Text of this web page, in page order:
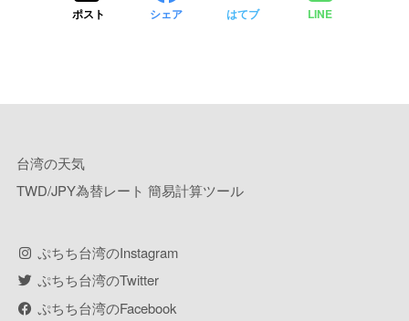
ポスト シェア はてブ LINE
台湾の天気
TWD/JPY為替レート 簡易計算ツール
ぷちち台湾のInstagram
ぷちち台湾のTwitter
ぷちち台湾のFacebook